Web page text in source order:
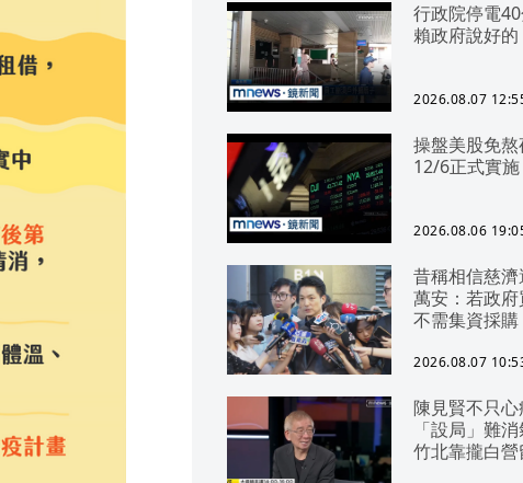
行政院停電
賴政府說好
2026.08.07
操盤美股免
12/6正式實施
2026.08.06
昔稱相信慈
萬安：若政
不需集資採購
2026.08.07
陳見賢不只
「設局」難
竹北靠攏白營